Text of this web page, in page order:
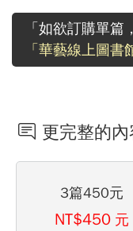
「如欲訂購單篇
「華藝線上圖書
更完整的
3篇450元
NT$450 元